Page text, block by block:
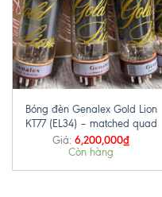
Bóng đèn Genalex Gold Lion
KT77 (EL34) – matched quad
Giá: 6,200,000₫
Còn hàng